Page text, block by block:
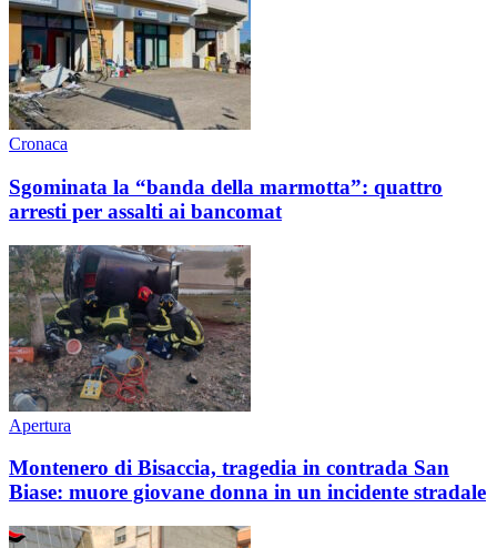
Cronaca
Sgominata la “banda della marmotta”: quattro
arresti per assalti ai bancomat
Apertura
Montenero di Bisaccia, tragedia in contrada San
Biase: muore giovane donna in un incidente stradale